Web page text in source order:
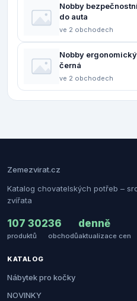
Nobby
do auta
ve 2 obchodech
Nobby
černá
ve 2 obchodech
Zemezvirat.cz
Katalog chovatelských potřeb –
zvířata
107 302
produktů
36
obchodů
denně
aktualizace cen
KATALOG
Nábytek pro kočky
NOVINKY